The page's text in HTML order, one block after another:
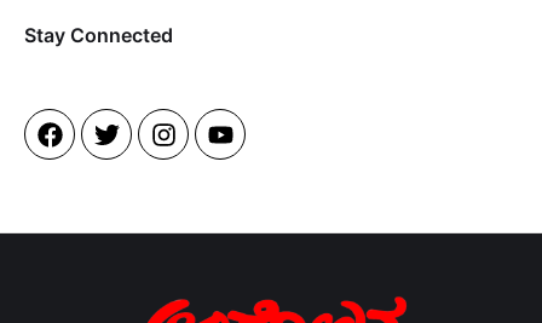
Stay Connected​